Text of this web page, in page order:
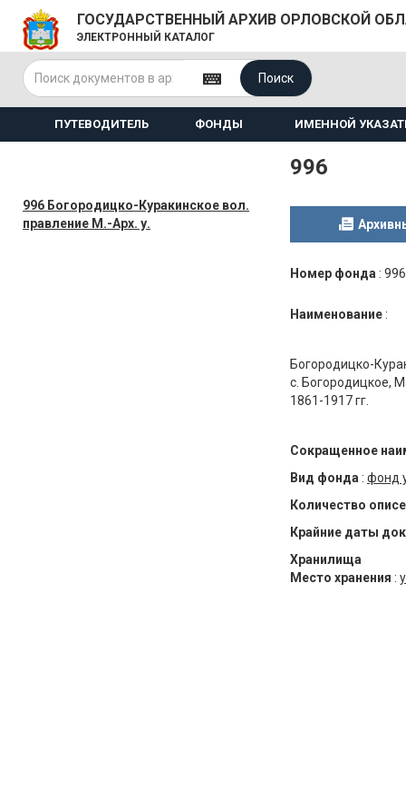
ГОСУДАРСТВЕННЫЙ АРХИВ ОРЛОВСКОЙ
ЭЛЕКТРОННЫЙ КАТАЛОГ
Поиск
ПУТЕВОДИТЕЛЬ ФОНДЫ ИМЕННОЙ
996 Богородицко-Куракинское вол.
правление М.-Арх. у.
996
Номер фонда : 996
Наименование :
Богородицко-
с. Богородицкое,
1861-1917 гг.
Сокращенное
Вид фонда : фонд
Количество
Крайние даты
Хранилища
Место хранения :